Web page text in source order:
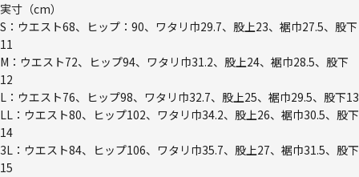
実寸（cm）
S：ウエスト68、ヒップ：90、ワタリ巾29.7、股上23、裾巾27.5、股下
11
M：ウエスト72、ヒップ94、ワタリ巾31.2、股上24、裾巾28.5、股下
12
L：ウエスト76、ヒップ98、ワタリ巾32.7、股上25、裾巾29.5、股下13
LL：ウエスト80、ヒップ102、ワタリ巾34.2、股上26、裾巾30.5、股下
14
3L：ウエスト84、ヒップ106、ワタリ巾35.7、股上27、裾巾31.5、股下
15